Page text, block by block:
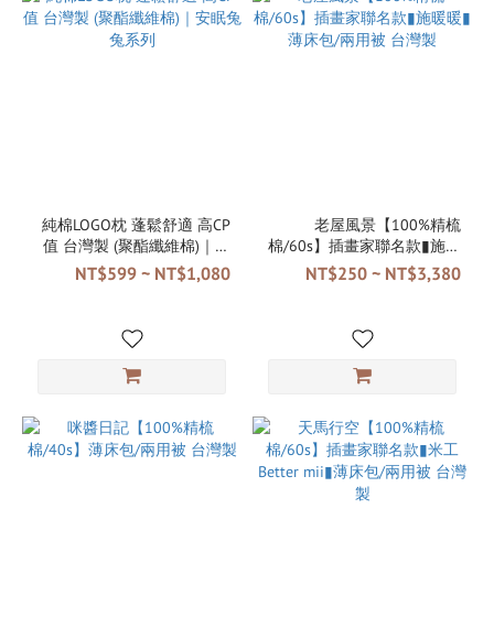
純棉LOGO枕 蓬鬆舒適 高CP
值 台灣製 (聚酯纖維棉)｜安
眠兔兔系列
NT$599 ~ NT$1,080
老屋風景【100%精梳
棉/60s】插畫家聯名款▮施暖
暖▮薄床包/兩用被 台灣製
NT$250 ~ NT$3,380